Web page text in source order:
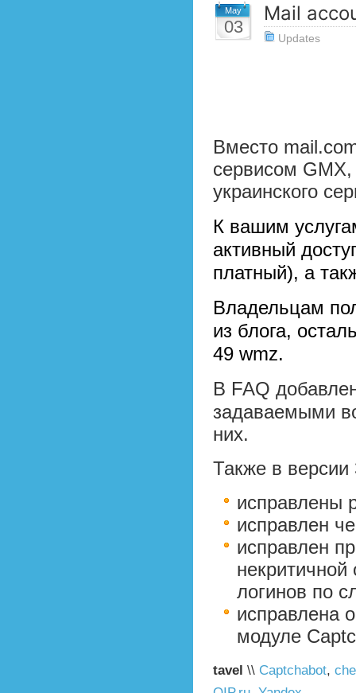
May
03
Mail
Updates
Вместо
сервисом
украинского
К вашим
активный
платный), а
Владельцам
из блога,
49 wmz.
В FAQ
задаваемыми
них.
Также в версии
исправлены
исправлен
исправлен
логинов по
исправлена
модуле
tavel \\ Captchabot,